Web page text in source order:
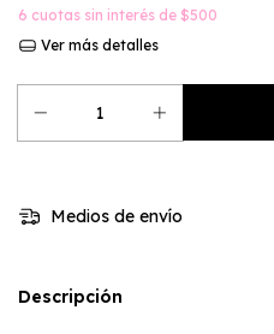
6 cuotas sin interés de $500
Ver más detalles
Medios de envío
Descripción